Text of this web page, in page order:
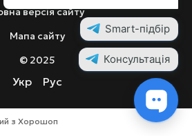
версія сайту
Мапа сайту
© 2025
Укр Рус
з Хорошоп